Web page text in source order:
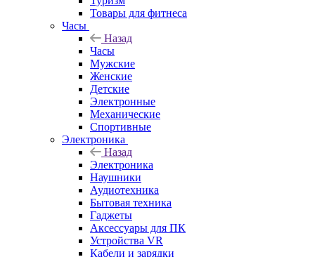
Товары для фитнеса
Часы
Назад
Часы
Мужские
Женские
Детские
Электронные
Механические
Спортивные
Электроника
Назад
Электроника
Наушники
Аудиотехника
Бытовая техника
Гаджеты
Аксессуары для ПК
Устройства VR
Кабели и зарядки